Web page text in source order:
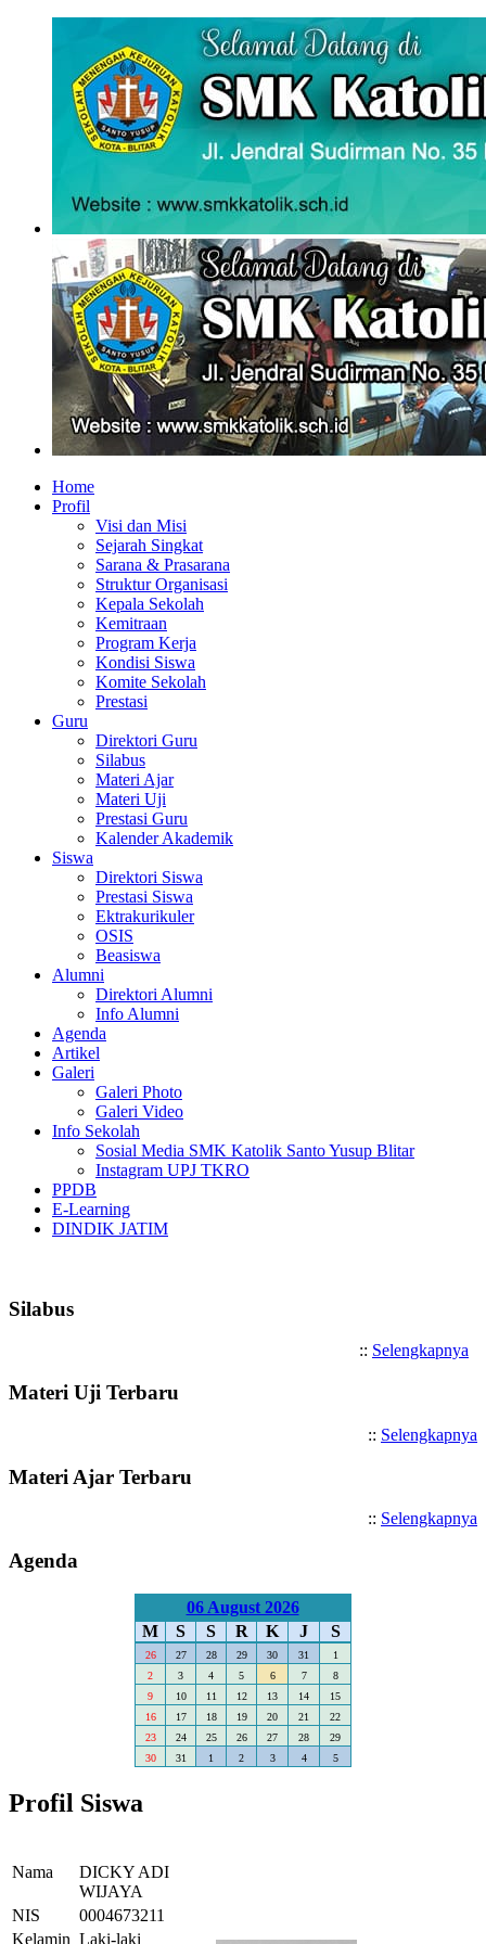
Home
Profil
Visi dan Misi
Sejarah Singkat
Sarana & Prasarana
Struktur Organisasi
Kepala Sekolah
Kemitraan
Program Kerja
Kondisi Siswa
Komite Sekolah
Prestasi
Guru
Direktori Guru
Silabus
Materi Ajar
Materi Uji
Prestasi Guru
Kalender Akademik
Siswa
Direktori Siswa
Prestasi Siswa
Ektrakurikuler
OSIS
Beasiswa
Alumni
Direktori Alumni
Info Alumni
Agenda
Artikel
Galeri
Galeri Photo
Galeri Video
Info Sekolah
Sosial Media SMK Katolik Santo Yusup Blitar
Instagram UPJ TKRO
PPDB
E-Learning
DINDIK JATIM
Silabus
:: Selengkapnya
Materi Uji Terbaru
:: Selengkapnya
Materi Ajar Terbaru
:: Selengkapnya
Agenda
06 August 2026
M
S S R K J S
26 27 28 29 30 31
1
2
3 4 5 6 7
8
9
10 11 12 13 14
15
16
17 18 19 20 21
22
23
24 25 26 27 28
29
30
31 1 2 3 4 5
Profil Siswa
Nama
DICKY ADI
WIJAYA
NIS
0004673211
Kelamin Laki-laki